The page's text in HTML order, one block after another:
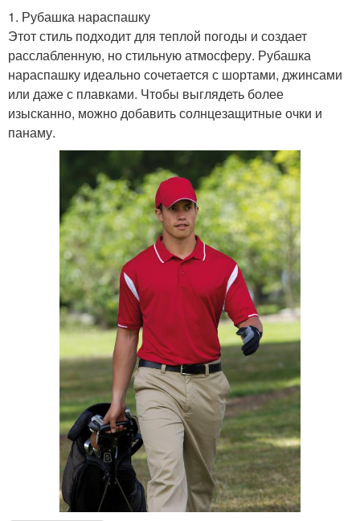
1. Рубашка нараспашку
Этот стиль подходит для теплой погоды и создает
расслабленную, но стильную атмосферу. Рубашка
нараспашку идеально сочетается с шортами, джинсами
или даже с плавками. Чтобы выглядеть более
изысканно, можно добавить солнцезащитные очки и
панаму.